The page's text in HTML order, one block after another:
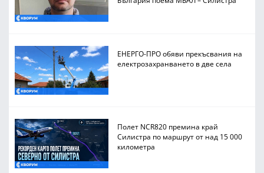
ЕНЕРГО-ПРО обяви прекъсвания на
електрозахранването в две села
Полет NCR820 премина край
Силистра по маршрут от над 15 000
километра